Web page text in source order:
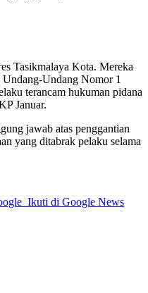
Tasikmalaya Kota. Mereka
Undang-Undang Nomor 1
terancam hukuman pidana
Januar.
jawab atas penggantian
yang ditabrak pelaku selama
Ikuti di Google News